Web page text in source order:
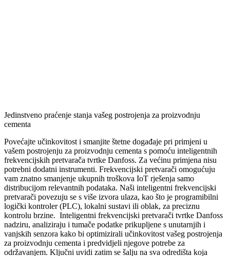
Jedinstveno praćenje stanja vašeg postrojenja za proizvodnju
cementa
Povećajte učinkovitost i smanjite štetne događaje pri primjeni u
vašem postrojenju za proizvodnju cementa s pomoću inteligentnih
frekvencijskih pretvarača tvrtke Danfoss. Za većinu primjena nisu
potrebni dodatni instrumenti. Frekvencijski pretvarači omogućuju
vam znatno smanjenje ukupnih troškova IoT rješenja samo
distribucijom relevantnih podataka. Naši inteligentni frekvencijski
pretvarači povezuju se s više izvora ulaza, kao što je programibilni
logički kontroler (PLC), lokalni sustavi ili oblak, za preciznu
kontrolu brzine. Inteligentni frekvencijski pretvarači tvrtke Danfoss
nadziru, analiziraju i tumače podatke prikupljene s unutarnjih i
vanjskih senzora kako bi optimizirali učinkovitost vašeg postrojenja
za proizvodnju cementa i predvidjeli njegove potrebe za
održavanjem. Ključni uvidi zatim se šalju na sva odredišta koja